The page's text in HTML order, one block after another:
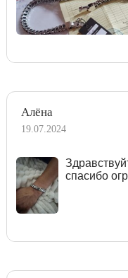
Алёна
19.07.2024
спасибо